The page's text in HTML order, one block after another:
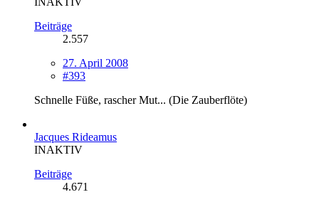
Beiträge
2.557
27. April 2008
#393
Schnelle Füße, rascher Mut... (Die Zauberflöte)
Jacques Rideamus
INAKTIV
Beiträge
4.671